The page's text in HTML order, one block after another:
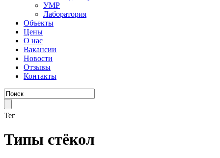
УМР
Лаборатория
Объекты
Цены
О нас
Вакансии
Новости
Отзывы
Контакты
Тег
Типы стёкол